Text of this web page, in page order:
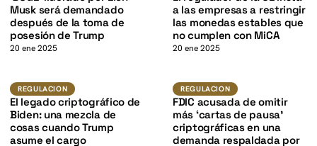
Musk será demandado
después de la toma de
posesión de Trump
20 ene 2025
a las empresas a restringir
las monedas estables que
no cumplen con MiCA
20 ene 2025
Regulacion
REGULACION
El legado criptográfico de
Biden: una mezcla de
cosas cuando Trump
asume el cargo
Regulacion
REGULACION
FDIC acusada de omitir
más ‘cartas de pausa’
criptográficas en una
demanda respaldada por